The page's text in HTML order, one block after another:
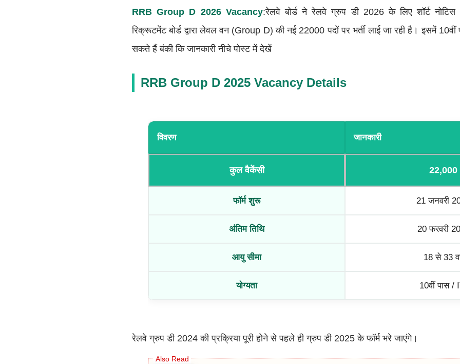
RRB Group D 2026 Vacancy:रेलवे बोर्ड ने रेलवे ग्रुप डी 2026 के लिए शॉर्ट नोटिस
रिक्रूटमेंट बोर्ड द्वारा लेवल वन (Group D) की नई 22000 पदों पर भर्ती लाई जा रही है। इसमें
सकते हैं बंकी कि जानकारी नीचे पोस्ट में देखें
RRB Group D 2025 Vacancy Details
विवरण जानकारी
कुल वैकेंसी 22,000
फॉर्म शुरू 21 जनवरी
अंतिम तिथि 20 फरवरी
आयु सीमा 18 से 33
योग्यता 10वीं पास /
रेलवे ग्रुप डी 2024 की प्रक्रिया पूरी होने से पहले ही ग्रुप डी 2025 के फॉर्म भरे जाएंगे।